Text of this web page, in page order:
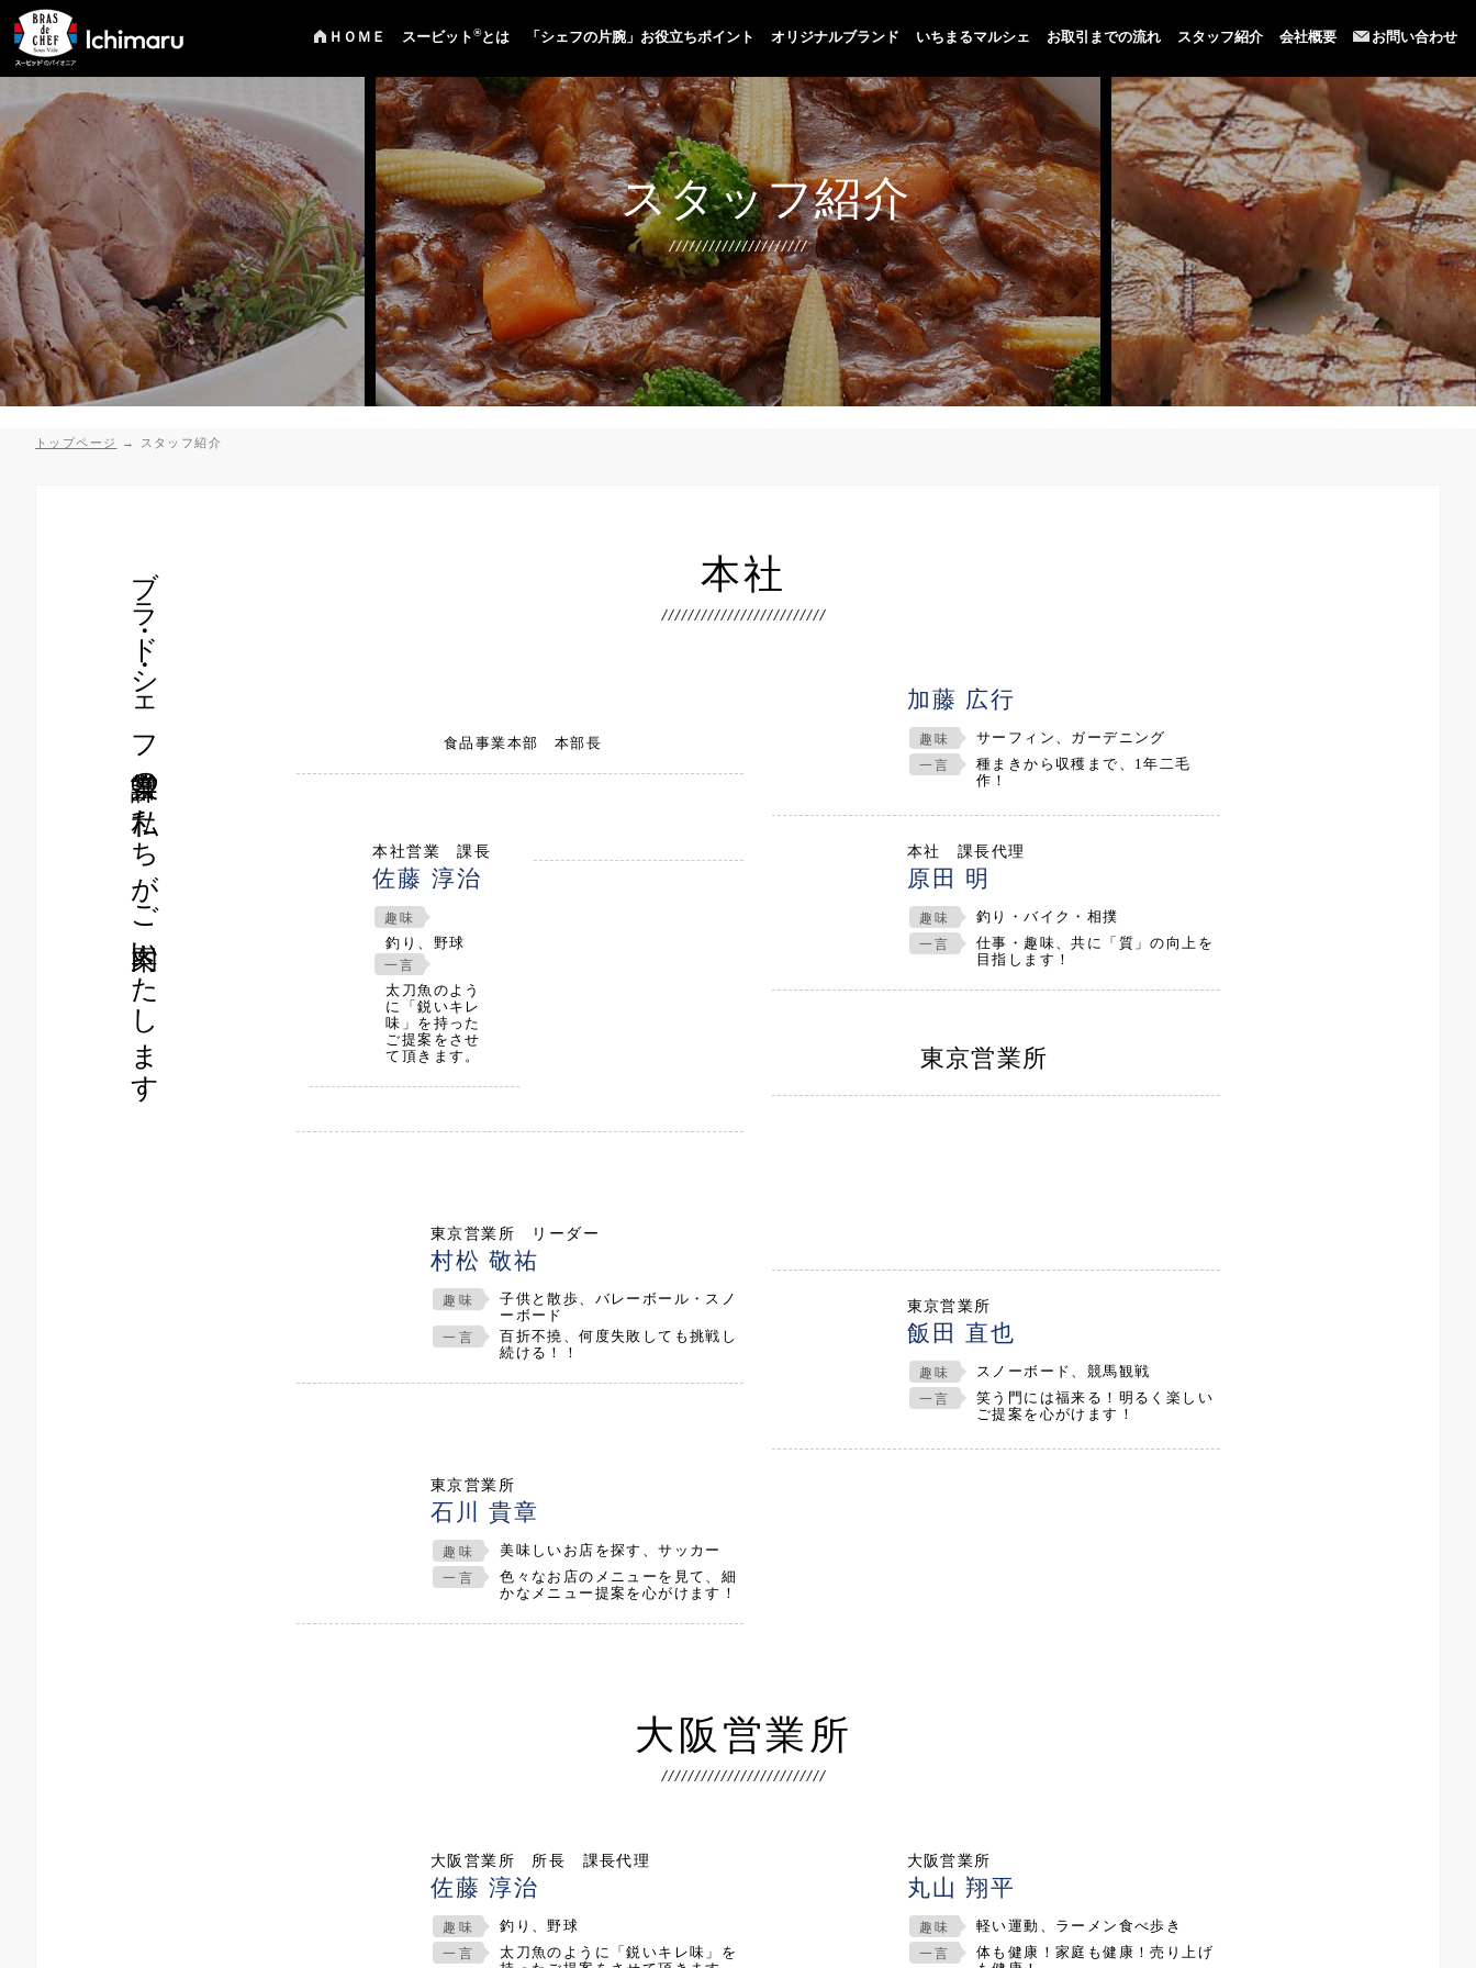
ＨＯＭＥ スービット®とは 「シェフの片腕」お役立ちポイント
人手不足に貢献
メニューの標準化、品質向上
プロ専門の商品開発
国内加工による品質管理
お客様目線のメニュー提案
シェフ目線の缶詰開発
オリジナルブランド いちまるマルシェ お取引までの流れ スタッフ紹介 会社概要 お問い合わせ
スタッフ紹介
トップページ → スタッフ紹介
ブラ・ド・シェフ営業課の私たちがご案内いたします 本社
食品事業本部 本部長
加藤 広行
趣味 サーフィン、ガーデニング
一言
種まきから収穫まで、1年二毛
作！
本社営業 課長
佐藤 淳治
趣味
釣り、野球
一言
太刀魚のよう
に「鋭いキレ
味」を持った
ご提案をさせ
て頂きます。
本社 課長代理
原田 明
趣味 釣り・バイク・相撲
一言
仕事・趣味、共に「質」の向上を
目指します！
東京営業所
東京営業所 リーダー
村松 敬祐
趣味
子供と散歩、バレーボール・スノ
ーボード
一言
百折不撓、何度失敗しても挑戦し
続ける！！
東京営業所
飯田 直也
趣味 スノーボード、競馬観戦
一言
笑う門には福来る！明るく楽しい
ご提案を心がけます！
東京営業所
石川 貴章
趣味 美味しいお店を探す、サッカー
一言
色々なお店のメニューを見て、細
かなメニュー提案を心がけます！
大阪営業所
大阪営業所 所長 課長代理
佐藤 淳治
趣味 釣り、野球
一言
太刀魚のように「鋭いキレ味」を
大阪営業所
丸山 翔平
趣味 軽い運動、ラーメン食べ歩き
一言
体も健康！家庭も健康！売り上げ